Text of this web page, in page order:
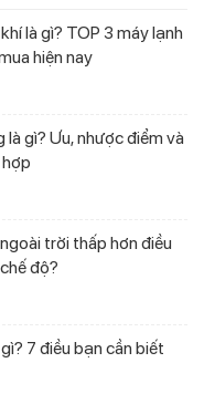
là gì? TOP 3 máy lạnh
hiện nay
gì? Ưu, nhược điểm và
trời thấp hơn điều
độ?
7 điều bạn cần biết